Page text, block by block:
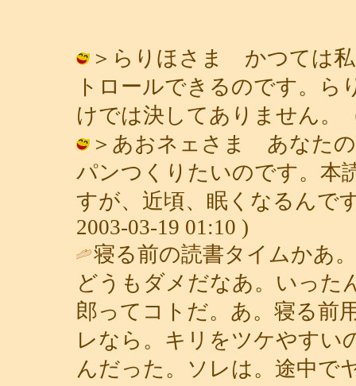
＞らりほさま かつては私
トロールできるのです。
けでは決してありません。
＞あおネェさま あなたの
パンつくりたいのです。本
すが、近頃、眠くなるんで
2003-03-19 01:10 )
寝る前の読書タイムかあ
どうもダメだなあ。いった
郎ってコトだ。あ。寝る前
レなら。キリをツケやすい
んだった。ソレは。途中で